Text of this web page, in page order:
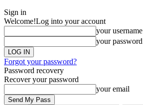
Sign in
Welcome!Log into your account
your username
your password
Forgot your password?
Password recovery
Recover your password
your email